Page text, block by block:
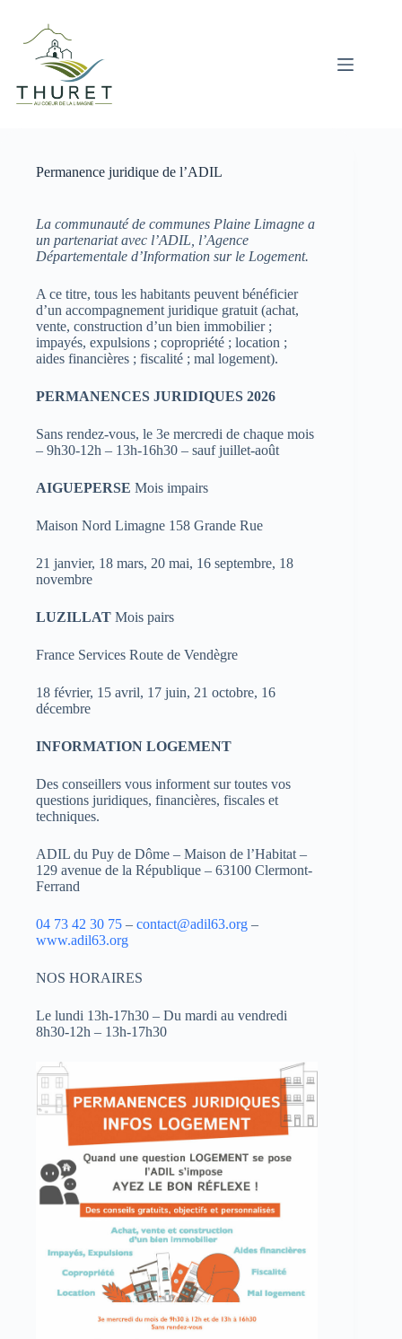
contenu
Permanence juridique de l’ADIL
La communauté de communes Plaine Limagne a
un partenariat avec l’ADIL, l’Agence
Départementale d’Information sur le Logement.
A ce titre, tous les habitants peuvent bénéficier
d’un accompagnement juridique gratuit (achat,
vente, construction d’un bien immobilier ;
impayés, expulsions ; copropriété ; location ;
aides financières ; fiscalité ; mal logement).
PERMANENCES JURIDIQUES 2026
Sans rendez-vous, le 3e mercredi de chaque mois
– 9h30-12h – 13h-16h30 – sauf juillet-août
AIGUEPERSE Mois impairs
Maison Nord Limagne 158 Grande Rue
21 janvier, 18 mars, 20 mai, 16 septembre, 18
novembre
LUZILLAT Mois pairs
France Services Route de Vendègre
18 février, 15 avril, 17 juin, 21 octobre, 16
décembre
INFORMATION LOGEMENT
Des conseillers vous informent sur toutes vos
questions juridiques, financières, fiscales et
techniques.
ADIL du Puy de Dôme – Maison de l’Habitat –
129 avenue de la République – 63100 Clermont-
Ferrand
04 73 42 30 75 – contact@adil63.org –
www.adil63.org
NOS HORAIRES
Le lundi 13h-17h30 – Du mardi au vendredi
8h30-12h – 13h-17h30